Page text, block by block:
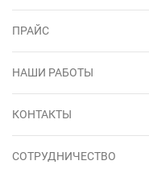
ПРАЙС
НАШИ РАБОТЫ
КОНТАКТЫ
СОТРУДНИЧЕСТВО